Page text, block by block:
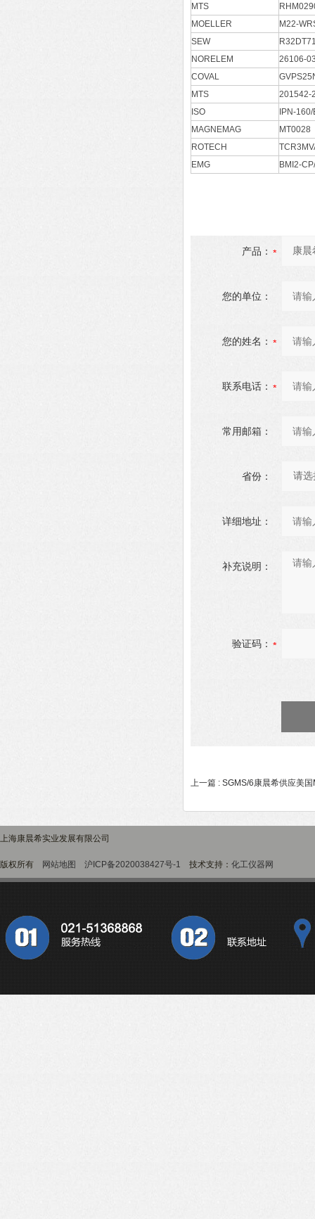
MTS
MOELLER
M22-
SEW
NORELEM
26106-
COVAL
MTS
201542-
ISO
IPN-
MAGNEMAG
MT0028
ROTECH
EMG
BMI2-
产品：
您的单位：
您的姓名：
联系电话：
常用邮箱：
省份：
详细地址：
补充说明：
验证码：
上一篇 : SGMS/6康晨希供应美
上海康晨希实业发展有限公司
版权所有 网站地图 沪ICP备2020038427号-1 技术支持： 化工仪器网